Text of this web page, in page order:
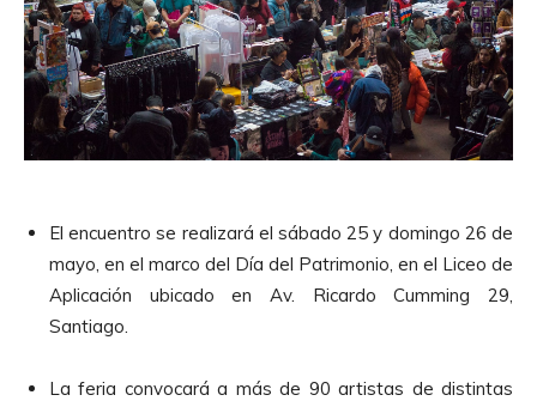
El encuentro se realizará el sábado 25 y domingo 26 de
mayo, en el marco del Día del Patrimonio, en el Liceo de
Aplicación ubicado en Av. Ricardo Cumming 29,
Santiago.
La feria convocará a más de 90 artistas de distintas